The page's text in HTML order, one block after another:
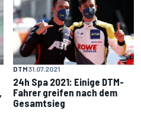
DTM31.07.2021
24h Spa 2021: Einige DTM-
Fahrer greifen nach dem
Gesamtsieg